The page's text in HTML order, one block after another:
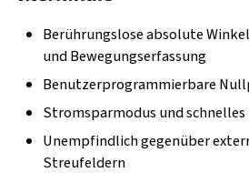
Berührungslose absolute
und Bewegungserfassung
Benutzerprogrammierbare
Stromsparmodus und
Unempfindlich gegenüber
Streufeldern